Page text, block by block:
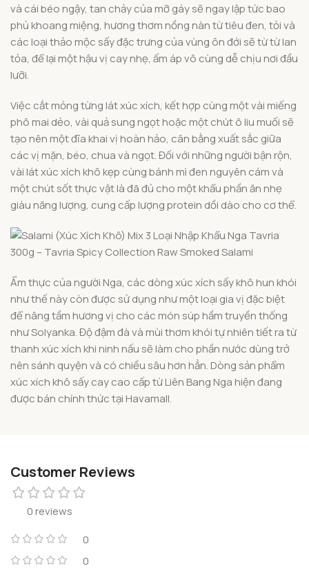
và cái béo ngậy, tan chảy của mỡ gáy sẽ ngay lập tức bao
phủ khoang miệng, hương thơm nồng nàn từ tiêu đen, tỏi và
các loại thảo mộc sấy đặc trưng của vùng ôn đới sẽ từ từ lan
tỏa, để lại một hậu vị cay nhẹ, ấm áp vô cùng dễ chịu nơi đầu
lưỡi.
Việc cắt mỏng từng lát xúc xích, kết hợp cùng một vài miếng
phô mai dẻo, vài quả sung ngọt hoặc một chút ô liu muối sẽ
tạo nên một đĩa khai vị hoàn hảo, cân bằng xuất sắc giữa
các vị mặn, béo, chua và ngọt. Đối với những người bận rộn,
vài lát xúc xích khô kẹp cùng bánh mì đen nguyên cám và
một chút sốt thực vật là đã đủ cho một khẩu phần ăn nhẹ
giàu năng lượng, cung cấp lượng protein dồi dào cho cơ thể.
Ẩm thực của người Nga, các dòng xúc xích sấy khô hun khói
như thế này còn được sử dụng như một loại gia vị đặc biệt
để nâng tầm hương vị cho các món súp hầm truyền thống
như Solyanka. Độ đậm đà và mùi thơm khói tự nhiên tiết ra từ
thanh xúc xích khi ninh nấu sẽ làm cho phần nước dùng trở
nên sánh quyện và có chiều sâu hơn hẳn. Dòng sản phẩm
xúc xích khô sấy cay cao cấp từ Liên Bang Nga hiện đang
được bán chính thức tại Havamall.
Customer Reviews
0 reviews
0
0